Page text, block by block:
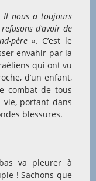
Il nous a toujours
d’avoir de
père ». C’est le
envahir par la
qui ont vu
d’un enfant,
combat de tous
portant dans
blessures.
va pleurer à
! Sachons que